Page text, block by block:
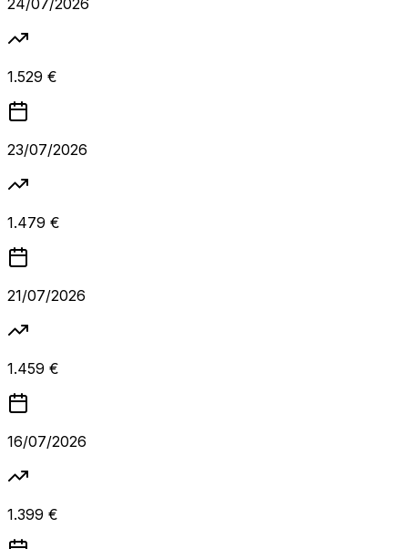
24/07/2026
1.529 €
23/07/2026
1.479 €
21/07/2026
1.459 €
16/07/2026
1.399 €